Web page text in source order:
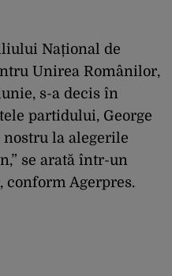
Național de
Unirea Românilor,
s-a decis în
partidului, George
la alegerile
se arată într-un
conform Agerpres.